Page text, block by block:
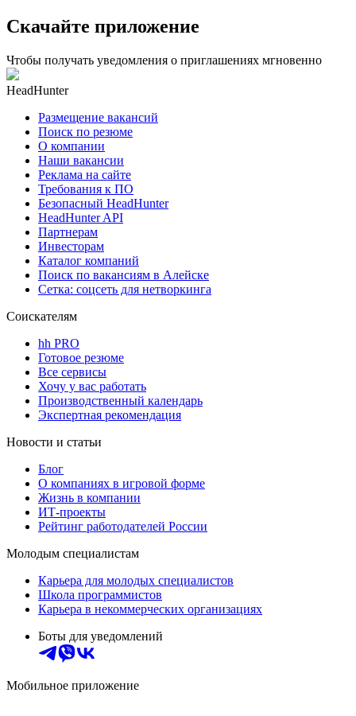
Скачайте приложение
Чтобы получать уведомления о приглашениях мгновенно
HeadHunter
Размещение вакансий
Поиск по резюме
О компании
Наши вакансии
Реклама на сайте
Требования к ПО
Безопасный HeadHunter
HeadHunter API
Партнерам
Инвесторам
Каталог компаний
Поиск по вакансиям в Алейске
Сетка: соцсеть для нетворкинга
Соискателям
hh PRO
Готовое резюме
Все сервисы
Хочу у вас работать
Производственный календарь
Экспертная рекомендация
Новости и статьи
Блог
О компаниях в игровой форме
Жизнь в компании
ИТ-проекты
Рейтинг работодателей России
Молодым специалистам
Карьера для молодых специалистов
Школа программистов
Карьера в некоммерческих организациях
Боты для уведомлений
Мобильное приложение